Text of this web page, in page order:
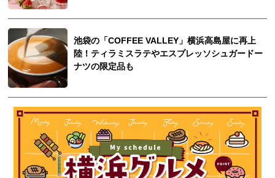
池袋の「COFFEE VALLEY」横浜高島屋に再上
陸！ティラミスラテやエスプレッソシュガードー
ナツの限定品も